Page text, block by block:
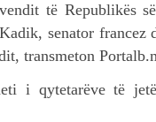
të Republikës
senator francez
transmeton
i qytetarëve të